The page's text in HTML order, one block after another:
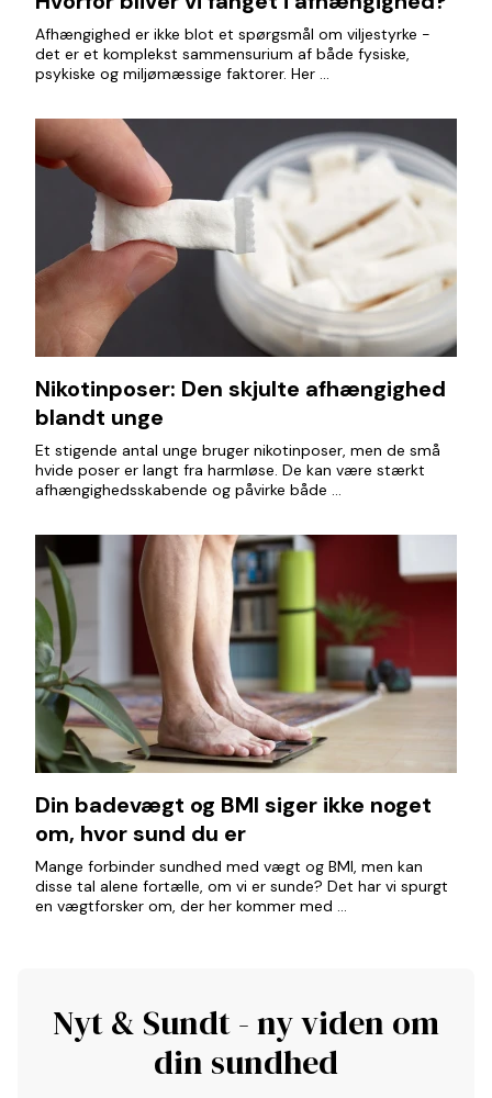
Afhængighed er ikke blot et spørgsmål om viljestyrke -
det er et komplekst sammensurium af både fysiske,
psykiske og miljømæssige faktorer. Her ...
Nikotinposer: Den skjulte afhængighed
blandt unge
Et stigende antal unge bruger nikotinposer, men de små
hvide poser er langt fra harmløse. De kan være stærkt
afhængighedsskabende og påvirke både ...
Din badevægt og BMI siger ikke noget
om, hvor sund du er
Mange forbinder sundhed med vægt og BMI, men kan
disse tal alene fortælle, om vi er sunde? Det har vi spurgt
en vægtforsker om, der her kommer med ...
Nyt & Sundt - ny viden om
din sundhed